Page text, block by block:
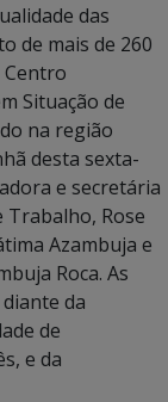
das
de mais de 260
Centro
Situação de
na região
desta sexta-
e secretária
Trabalho, Rose
Azambuja e
Roca. As
da
de
e da